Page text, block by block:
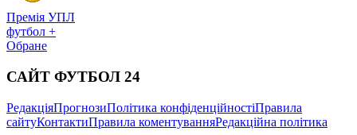
Премія УПЛ
футбол +
Обране
САЙТ ФУТБОЛ 24
РедакціяПрогнозиПолітика конфіденційностіПравила
сайтуКонтактиПравила коментуванняРедакційна політика